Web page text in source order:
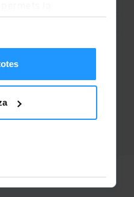
prefereixes